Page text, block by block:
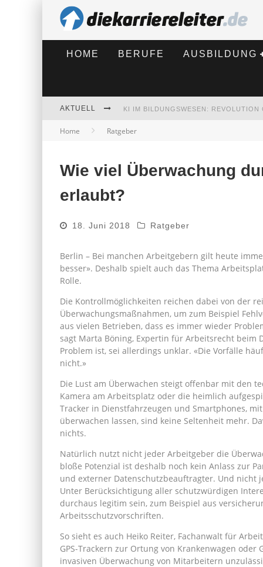
HOME BERUFE AUSBILDUNG
AKTUELL
BEWERBEN 2026: WAS SICH
Home Ratgeber
Wie viel Überwachung
erlaubt?
18. Juni 2018 Ratgeber
Berlin – Bei manchen Arbeitgebern gilt heute
besser». Deshalb spielt auch das Thema
Rolle.
Die Kontrollmöglichkeiten reichen dabei von der
Überwachungsmaßnahmen, um zum Beispiel
aus vielen Betrieben, dass es immer wieder
sagt Marta Böning, Expertin für Arbeitsrecht beim
Problem ist, sei allerdings unklar. «Die Vorfälle
nicht.»
Die Lust am Überwachen steigt offenbar mit den
Kamera am Arbeitsplatz oder die heimlich
Tracker in Dienstfahrzeugen und Smartphones,
überwachen lassen, sind keine Seltenheit mehr.
nichts.
Natürlich nutzt nicht jeder Arbeitgeber die
bloße Potenzial ist deshalb noch kein Anlass zur
und externer Datenschutzbeauftragter. Und nicht
Unter Berücksichtigung aller schutzwürdigen
durchaus legitim sein, zum Beispiel aus
Arbeitsschutzvorschriften.
So sieht es auch Heiko Reiter, Fachanwalt für
GPS-Trackern zur Ortung von Krankenwagen
invasiven Überwachung von Mitarbeitern